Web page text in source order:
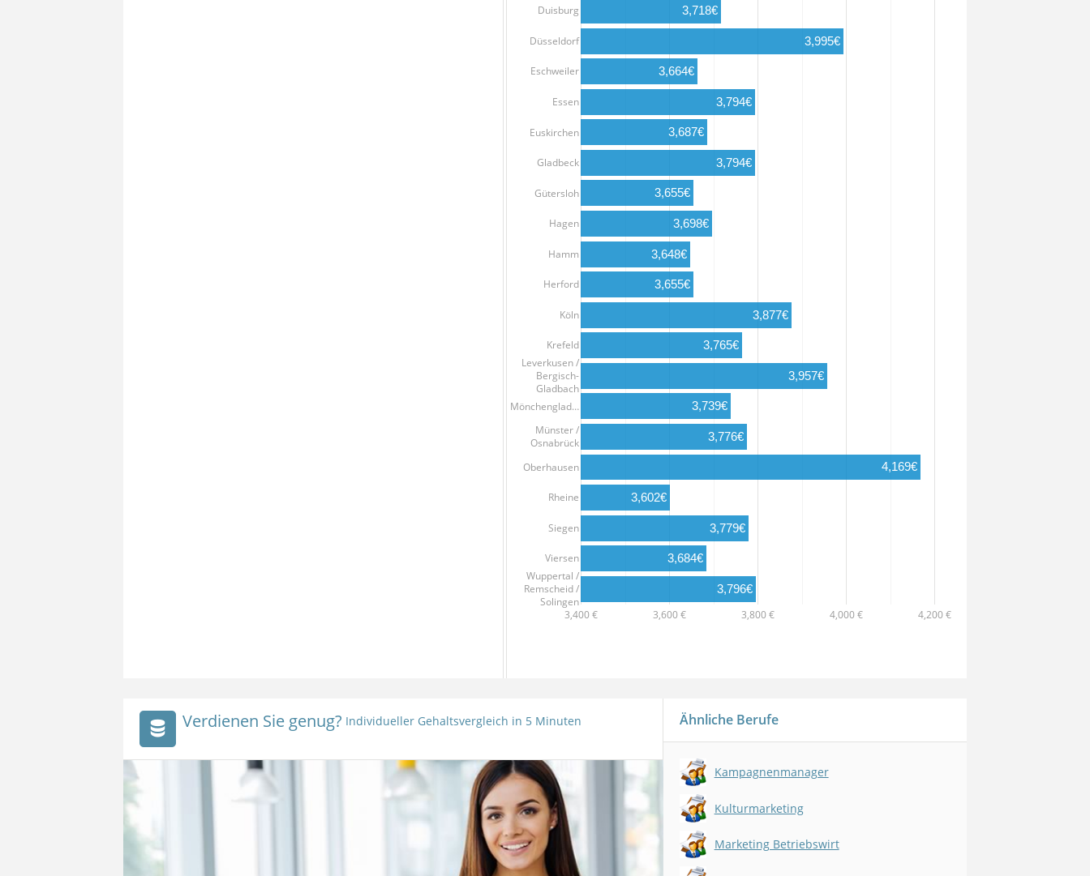
3,400 € 3,600 € 3,800 € 4,000 € 4,200 €
Duisburg
Düsseldorf
Eschweiler
Essen
Euskirchen
Gladbeck
Gütersloh
Hagen
Hamm
Herford
Köln
Krefeld
Leverkusen /
Bergisch-
Gladbach
Mönchenglad…
Münster /
Osnabrück
Oberhausen
Rheine
Siegen
Viersen
Wuppertal /
Remscheid /
Solingen
3,718€
3,995€
3,664€
3,794€
3,687€
3,794€
3,655€
3,698€
3,648€
3,655€
3,877€
3,765€
3,957€
3,739€
3,776€
4,169€
3,602€
3,779€
3,684€
3,796€
Verdienen Sie genug? Individueller Gehaltsvergleich in 5 Minuten Ähnliche Berufe
Kampagnenmanager
Kulturmarketing
Marketing Betriebswirt